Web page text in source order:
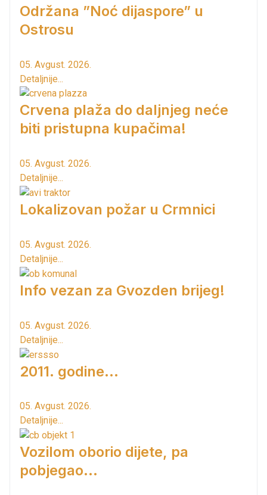
Održana ”Noć dijaspore” u
Ostrosu
05. Avgust. 2026.
Detaljnije...
Crvena plaža do daljnjeg neće
biti pristupna kupačima!
05. Avgust. 2026.
Detaljnije...
Lokalizovan požar u Crmnici
05. Avgust. 2026.
Detaljnije...
Info vezan za Gvozden brijeg!
05. Avgust. 2026.
Detaljnije...
2011. godine...
05. Avgust. 2026.
Detaljnije...
Vozilom oborio dijete, pa
pobjegao...